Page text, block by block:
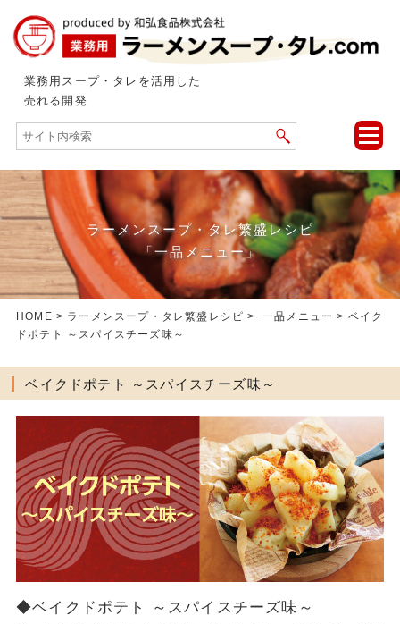
業務用スープ・タレを活用した
売れる開発
toggle
ラーメンスープ・タレ繁盛レシピ
「一品メニュー」
HOME > ラーメンスープ・タレ繁盛レシピ >一品メニュー > ベイク
ドポテト ～スパイスチーズ味～
ベイクドポテト ～スパイスチーズ味～
◆ベイクドポテト ～スパイスチーズ味～